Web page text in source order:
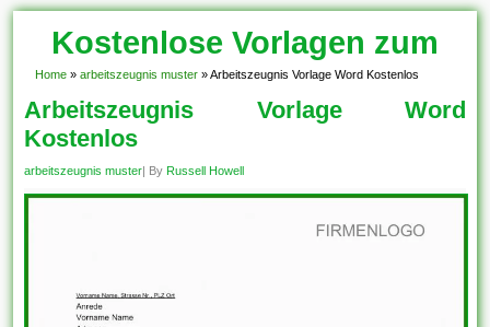
Kostenlose Vorlagen zum
Download!
Home » arbeitszeugnis muster » Arbeitszeugnis Vorlage Word Kostenlos
Arbeitszeugnis Vorlage Word
Kostenlos
arbeitszeugnis muster| By Russell Howell